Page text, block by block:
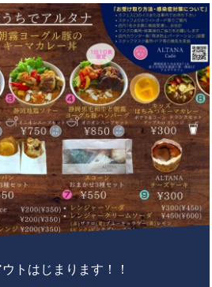
トはじまります！！